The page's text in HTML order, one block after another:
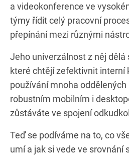
a videokonference ve
týmy řídit celý pracovní
přepínání mezi různými
Jeho univerzálnost z něj dělá
které chtějí zefektivnit interní
používání mnoha
robustním mobilním i
zůstáváte ve spojení
Teď se podíváme na to, co
umí a jak si vede ve srovnání